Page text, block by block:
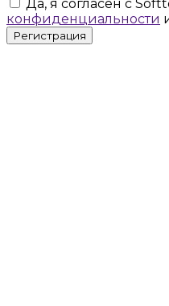
Да, я согласен с
конфиденциальности
Регистрация